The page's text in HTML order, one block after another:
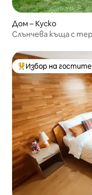
Дом – Куско
Слънчева къща с
Най-популярен
Избор на гостите